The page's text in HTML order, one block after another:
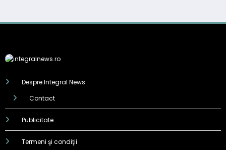
Despre Integral News
Contact
Publicitate
Termeni şi condiţii